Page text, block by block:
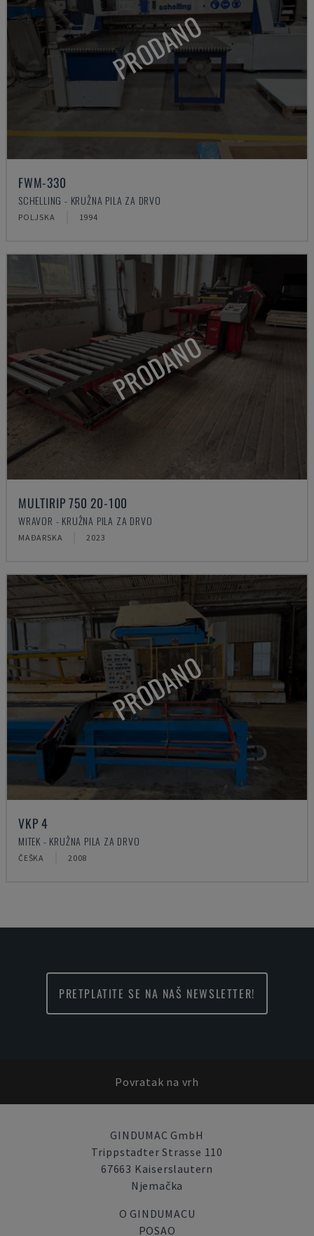
PRODANO
FWM-330
SCHELLING - KRUŽNA PILA ZA DRVO
POLJSKA 1994
PRODANO
MULTIRIP 750 20-100
WRAVOR - KRUŽNA PILA ZA DRVO
MAĐARSKA 2023
PRODANO
VKP 4
MITEK - KRUŽNA PILA ZA DRVO
ČEŠKA 2008
PRETPLATITE SE NA NAŠ NEWSLETTER!
Povratak na vrh
GINDUMAC GmbH
Trippstadter Strasse 110
67663 Kaiserslautern
Njemačka
O GINDUMACU
POSAO